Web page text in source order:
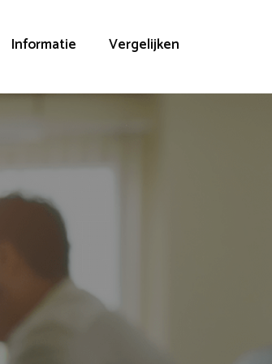
Informatie Vergelijken